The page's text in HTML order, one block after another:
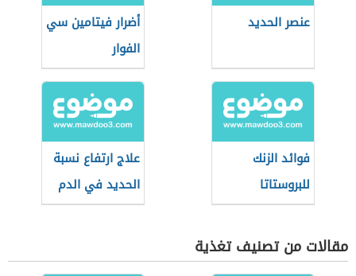
عنصر الحديد
أضرار فيتامين سي
الفوار
فوائد الزنك
للبروستاتا
علاج ارتفاع نسبة
الحديد في الدم
مقالات من تصنيف تغذية